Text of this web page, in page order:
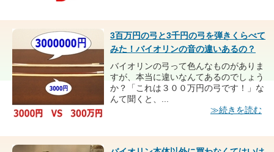
3百万円の弓と3千円の弓を弾きくらべて
みた！バイオリンの音の違いあるの？
バイオリンの弓って色んなものがありま
すが、本当に違いなんてあるのでしょう
か？「これは３００万円の弓です！」な
んて聞くと、...
≫続きを読む